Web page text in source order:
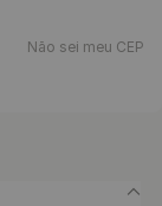
Não sei meu CEP